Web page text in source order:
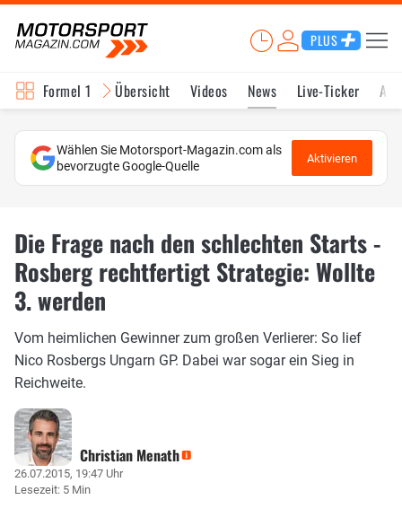
PLUS
Formel 1 Übersicht Videos News Live-Ticker
Wählen Sie Motorsport-Magazin.com als
bevorzugte Google-Quelle
Aktivieren
Die Frage nach den schlechten Starts -
Rosberg rechtfertigt Strategie: Wollte
3. werden
Vom heimlichen Gewinner zum großen Verlierer: So lief
Nico Rosbergs Ungarn GP. Dabei war sogar ein Sieg in
Reichweite.
Christian Menath
26.07.2015, 19:47 Uhr
Lesezeit: 5 Min